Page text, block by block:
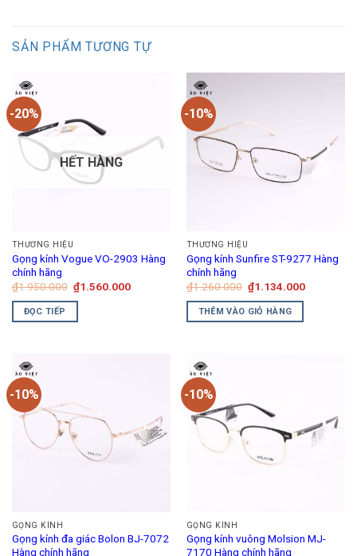
SẢN PHẨM TƯƠNG TỰ
-20%
HẾT HÀNG
THƯƠNG HIỆU
Gọng kính Vogue VO-2903 Hàng
chính hãng
₫1.950.000 Giá
gốc
là:
₫1.560.000Giá
ĐỌC TIẾP
-10%
THƯƠNG HIỆU
Gọng kính Sunfire ST-9277 Hàng
chính hãng
₫1.260.000 Giá
gốc
là:
₫1.260.000.
₫1.134.000Giá
THÊM VÀO GIỎ HÀNG
-10%
GỌNG KÍNH
Gọng kính đa giác Bolon BJ-7072
Hàng chính hãng
-10%
GỌNG KÍNH
Gọng kính vuông Molsion MJ-
7170 Hàng chính hãng